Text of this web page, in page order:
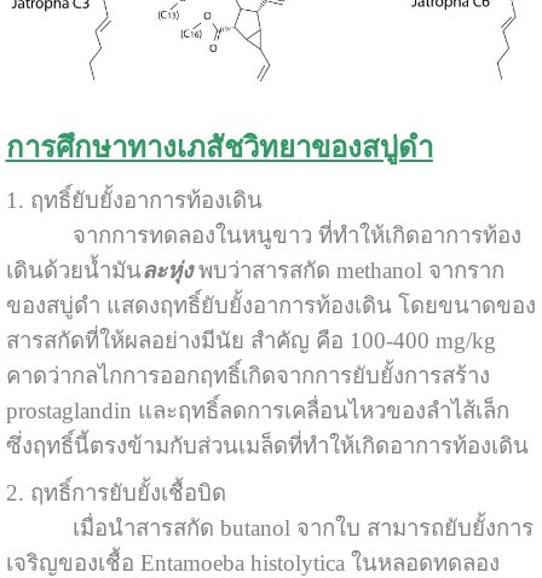
การศึกษาทางเภสัชวิทยาของสบู่ดำ
1. ฤทธิ์ยับยั้งอาการท้องเดิน
จากการทดลองในหนูขาว ที่ทำให้เกิดอาการท้อง
เดินด้วยน้ำมันละหุ่งพบว่าสารสกัด methanol จากราก
ของสบู่ดำ แสดงฤทธิ์ยับยั้งอาการท้องเดิน โดยขนาดของ
สารสกัดที่ให้ผลอย่างมีนัย สำคัญ คือ 100-400 mg/kg
คาดว่ากลไกการออกฤทธิ์เกิดจากการยับยั้งการสร้าง
prostaglandin และฤทธิ์ลดการเคลื่อนไหวของลำไส้เล็ก
ซึ่งฤทธิ์นี้ตรงข้ามกับส่วนเมล็ดที่ทำให้เกิดอาการท้องเดิน
2. ฤทธิ์การยับยั้งเชื้อบิด
เมื่อนำสารสกัด butanol จากใบ สามารถยับยั้งการ
เจริญของเชื้อ Entamoeba histolytica ในหลอดทดลอง